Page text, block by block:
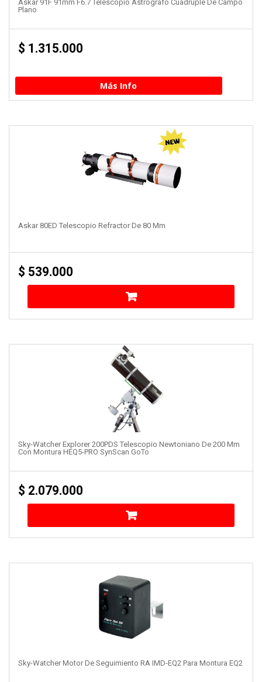
Askar 91F 91mm F6.7 Telescopio Astrógrafo Cuádruple De Campo
Plano
$ 1.315.000
Más Info
Askar 80ED Telescopio Refractor De 80 Mm
$ 539.000
Sky-Watcher Explorer 200PDS Telescopio Newtoniano De 200 Mm
Con Montura HEQ5-PRO SynScan GoTo
$ 2.079.000
Sky-Watcher Motor De Seguimiento RA IMD-EQ2 Para Montura EQ2